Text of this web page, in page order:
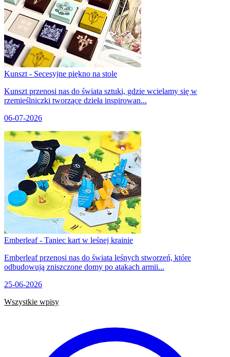
Kunszt - Secesyjne piękno na stole
Kunszt przenosi nas do świata sztuki, gdzie wcielamy się w
rzemieślniczki tworzące dzieła inspirowan...
06-07-2026
Emberleaf - Taniec kart w leśnej krainie
Emberleaf przenosi nas do świata leśnych stworzeń, które
odbudowują zniszczone domy po atakach armii...
25-06-2026
Wszystkie wpisy